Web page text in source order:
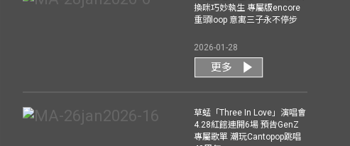
換咪巧妙執生 專屬版encore
重頭loop 意寓三子永不停步
2026-01-28
更多
草蜢「Three In Love」演唱會
4.28紅館連開6場 預告GenZ
專屬歌單 潮玩Cantopop跳唱